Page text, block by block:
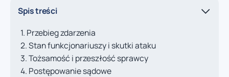
Spis treści
Przebieg zdarzenia
Stan funkcjonariuszy i skutki ataku
Tożsamość i przeszłość sprawcy
Postępowanie sądowe